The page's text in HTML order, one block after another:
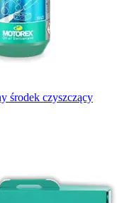
środek czyszczący